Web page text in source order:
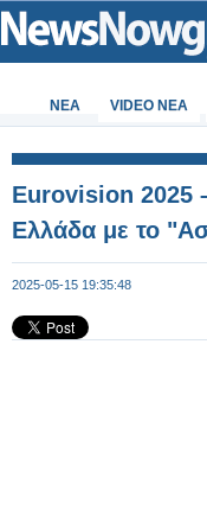
ΝΕΑ VIDEO NEA
Eurovision 2025
Ελλάδα με το
2025-05-15 19:35:48